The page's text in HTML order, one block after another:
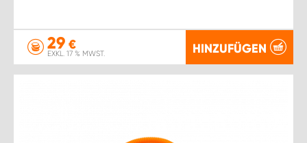
29 €
EXKL. 17 % MWST. HINZUFÜGEN